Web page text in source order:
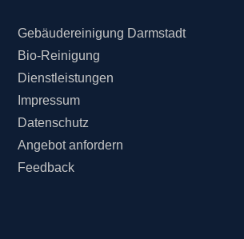
Gebäudereinigung Darmstadt
Bio-Reinigung
Dienstleistungen
Impressum
Datenschutz
Angebot anfordern
Feedback